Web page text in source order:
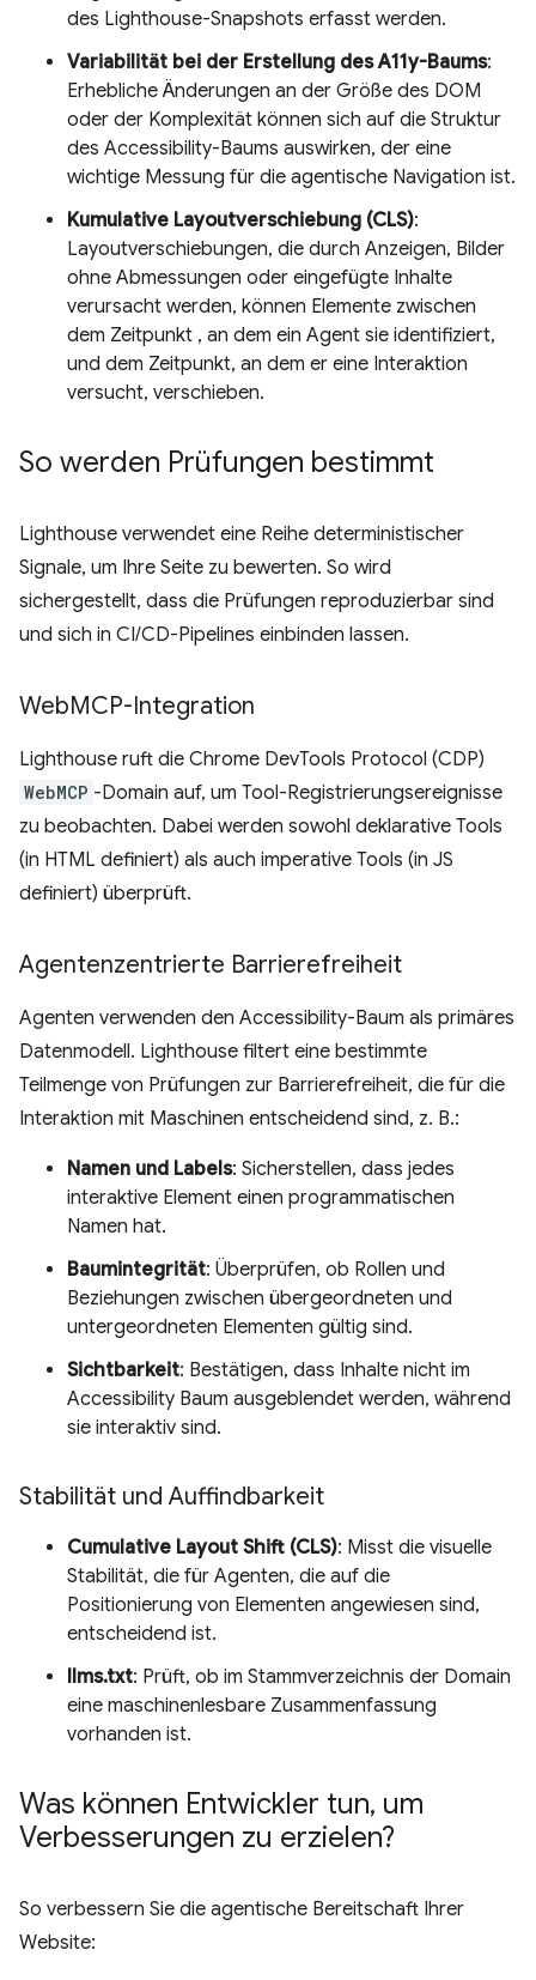
des Lighthouse-Snapshots erfasst werden.
Variabilität bei der Erstellung des A11y-Baums:
Erhebliche Änderungen an der Größe des DOM
oder der Komplexität können sich auf die Struktur
des Accessibility-Baums auswirken, der eine
wichtige Messung für die agentische Navigation ist.
Kumulative Layoutverschiebung (CLS):
Layoutverschiebungen, die durch Anzeigen, Bilder
ohne Abmessungen oder eingefügte Inhalte
verursacht werden, können Elemente zwischen
dem Zeitpunkt , an dem ein Agent sie identifiziert,
und dem Zeitpunkt, an dem er eine Interaktion
versucht, verschieben.
So werden Prüfungen bestimmt
Lighthouse verwendet eine Reihe deterministischer
Signale, um Ihre Seite zu bewerten. So wird
sichergestellt, dass die Prüfungen reproduzierbar sind
und sich in CI/CD-Pipelines einbinden lassen.
WebMCP-Integration
Lighthouse ruft die Chrome DevTools Protocol (CDP)
WebMCP -Domain auf, um Tool-Registrierungsereignisse
zu beobachten. Dabei werden sowohl deklarative Tools
(in HTML definiert) als auch imperative Tools (in JS
definiert) überprüft.
Agentenzentrierte Barrierefreiheit
Agenten verwenden den Accessibility-Baum als primäres
Datenmodell. Lighthouse filtert eine bestimmte
Teilmenge von Prüfungen zur Barrierefreiheit, die für die
Interaktion mit Maschinen entscheidend sind, z. B.:
Namen und Labels: Sicherstellen, dass jedes
interaktive Element einen programmatischen
Namen hat.
Baumintegrität: Überprüfen, ob Rollen und
Beziehungen zwischen übergeordneten und
untergeordneten Elementen gültig sind.
Sichtbarkeit: Bestätigen, dass Inhalte nicht im
Accessibility Baum ausgeblendet werden, während
sie interaktiv sind.
Stabilität und Auffindbarkeit
Cumulative Layout Shift (CLS): Misst die visuelle
Stabilität, die für Agenten, die auf die
Positionierung von Elementen angewiesen sind,
entscheidend ist.
llms.txt: Prüft, ob im Stammverzeichnis der Domain
eine maschinenlesbare Zusammenfassung
vorhanden ist.
Was können Entwickler tun, um
Verbesserungen zu erzielen?
So verbessern Sie die agentische Bereitschaft Ihrer
Website: